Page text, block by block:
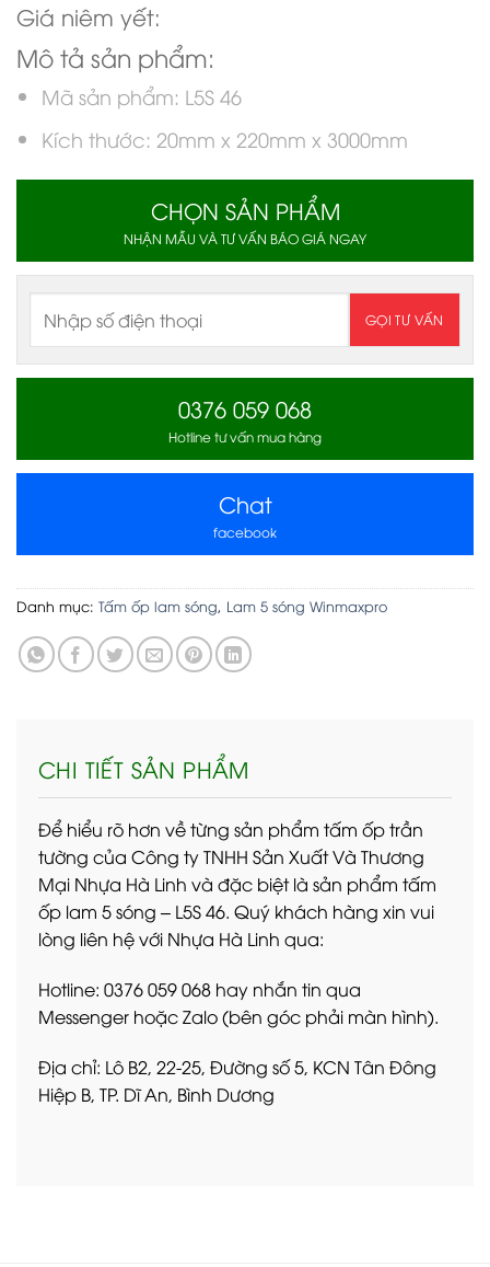
Giá niêm yết:
Mô tả sản phẩm:
Mã sản phẩm: L5S 46
Kích thước: 20mm x 220mm x 3000mm
CHỌN SẢN PHẨM
NHẬN MẪU VÀ TƯ VẤN BÁO GIÁ NGAY
0376 059 068
Hotline tư vấn mua hàng
Chat
facebook
Danh mục: Tấm ốp lam sóng, Lam 5 sóng Winmaxpro
CHI TIẾT SẢN PHẨM
Để hiểu rõ hơn về từng sản phẩm tấm ốp trần
tường của Công ty TNHH Sản Xuất Và Thương
Mại Nhựa Hà Linh và đặc biệt là sản phẩm tấm
ốp lam 5 sóng – L5S 46. Quý khách hàng xin vui
lòng liên hệ với Nhựa Hà Linh qua:
Hotline: 0376 059 068 hay nhắn tin qua
Messenger hoặc Zalo (bên góc phải màn hình).
Địa chỉ: Lô B2, 22-25, Đường số 5, KCN Tân Đông
Hiệp B, TP. Dĩ An, Bình Dương